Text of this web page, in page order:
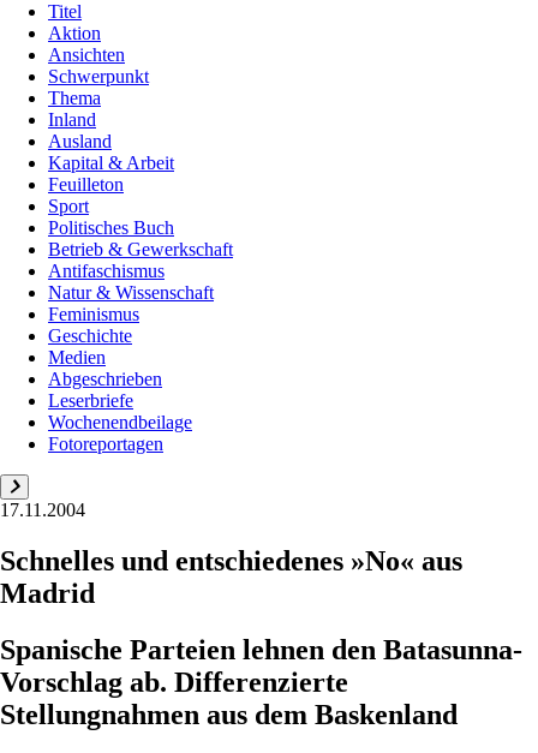
Titel
Aktion
Ansichten
Schwerpunkt
Thema
Inland
Ausland
Kapital & Arbeit
Feuilleton
Sport
Politisches Buch
Betrieb & Gewerkschaft
Antifaschismus
Natur & Wissenschaft
Feminismus
Geschichte
Medien
Abgeschrieben
Leserbriefe
Wochenendbeilage
Fotoreportagen
17.11.2004
Schnelles und entschiedenes »No« aus
Madrid
Spanische Parteien lehnen den Batasunna-
Vorschlag ab. Differenzierte
Stellungnahmen aus dem Baskenland